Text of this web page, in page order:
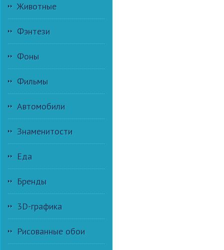
Животные
Фэнтези
Фоны
Фильмы
Автомобили
Знаменитости
Еда
Бренды
3D-графика
Рисованные обои